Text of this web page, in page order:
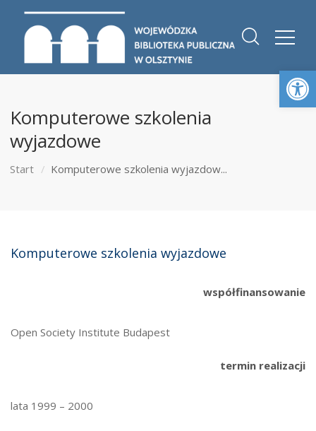
Komputerowe szkolenia
wyjazdowe
Start Komputerowe szkolenia wyjazdow...
Komputerowe szkolenia wyjazdowe
współfinansowanie
Open Society Institute Budapest
termin realizacji
lata 1999 – 2000